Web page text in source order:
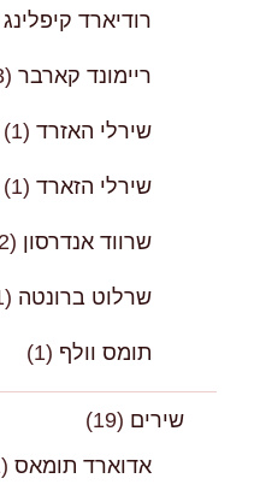
רודיארד קיפלינג
ריימונד קארבר (3)
שירלי האזרד (1)
שירלי הזארד (1)
שרווד אנדרסון (2)
שרלוט ברונטה (1)
תומס וולף (1)
שירים (19)
אדוארד תומאס (1)